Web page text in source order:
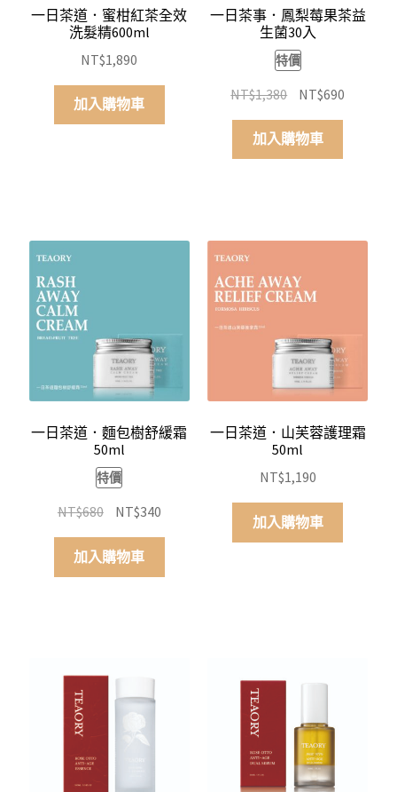
一日茶道．蜜柑紅茶全效
洗髮精600ml
NT$1,890
加入購物車
一日茶事．鳳梨莓果茶益
生菌30入
特價
NT$1,380
原
價
格：
NT$690
加入購物車
一日茶道．麵包樹舒緩霜
50ml
特價
NT$680 原
價
格：
NT$340目
格：
加入購物車
一日茶道．山芙蓉護理霜
50ml
NT$1,190
加入購物車